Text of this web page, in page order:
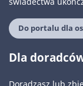
Do portalu dla
Dla